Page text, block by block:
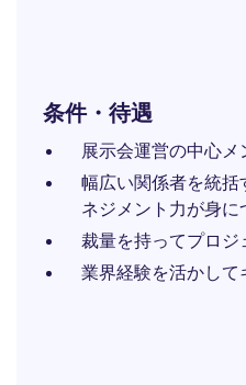
条件・待遇
展示会運営の中心
幅広い関係者を統
ネジメント力が身に
裁量を持ってプロジ
業界経験を活かし